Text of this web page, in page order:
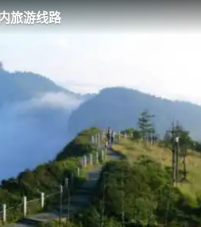
旅游线路